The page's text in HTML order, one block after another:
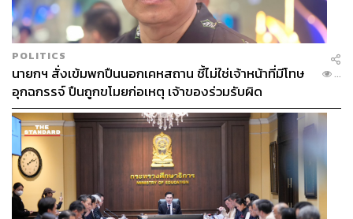
5. สร้างโทนชีวิตสุด Productive (มีประสิทธิภาพ) ใน
แต่ละวันด้วยกฎ ‘กินกบตัวนั้นซะ!’ หรือกฎในการทำสิ่งที่
สำคัญก่อน
หลังจากที่ได้ใช้วิธีการใดก็ตามที่เห็นสมควรในการจัดลำดับ
ความสำคัญแล้ว สิ่งที่สำคัญที่สุดคือการลงมือทำ หรือเรียก
แบบสนุกๆ ว่าจู่โจมตามแผนการที่วางไว้ และการเริ่มต้นวัน
ว่ากันว่าจะเป็นตัวกำหนดโทนเรื่องภายในวันนั้นว่าจะเป็นไป
ในทิศทางไหน บ่อยครั้งการกำจัดงานชิ้นใหญ่ไปได้ตั้งแต่หัว
วันก่อให้เกิดโมเมนตัม แรงบันดาลใจ แรงกระตุ้น และ
พลังงานที่จะทำให้เดินหน้าต่อไปอย่างกระตือรือร้นตลอดทั้ง
วัน
POLITICS
นายกฯ สั่งเข้มพกปืนนอกเคหสถาน ชี้ไม่ใช่เจ้าหน้าที่มีโทษ
อุกฉกรรจ์ ปืนถูกขโมยก่อเหตุ เจ้าของร่วมรับผิด
...